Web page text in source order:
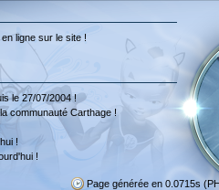
en ligne sur le site !
le 27/07/2004 !
communauté Carthage !
!
!
Page générée en 0.0715s